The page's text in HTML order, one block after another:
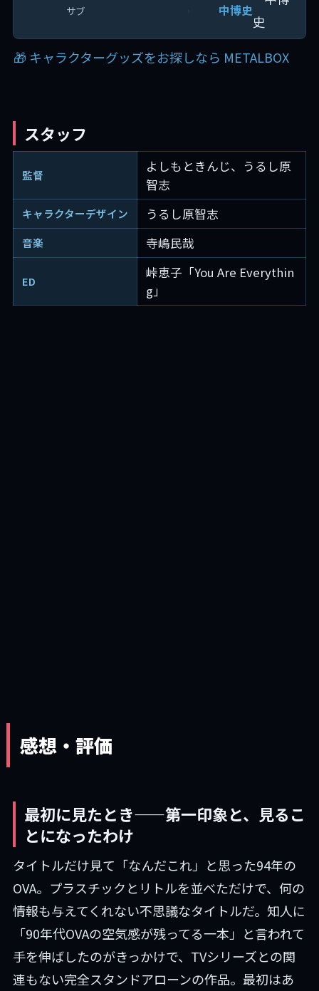
サブ 中博史
🎁 キャラクターグッズをお探しなら METALBOX
スタッフ
監督
よしもときんじ、うるし原
智志
キャラクターデザイン うるし原智志
音楽 寺嶋民哉
ED
峠恵子「You Are Everythin
g」
感想・評価
最初に見たとき——第一印象と、見るこ
とになったわけ
タイトルだけ見て「なんだこれ」と思った94年の
OVA。プラスチックとリトルを並べただけで、何の
情報も与えてくれない不思議なタイトルだ。知人に
「90年代OVAの空気感が残ってる一本」と言われて
手を伸ばしたのがきっかけで、TVシリーズとの関
連もない完全スタンドアローンの作品。最初はあ